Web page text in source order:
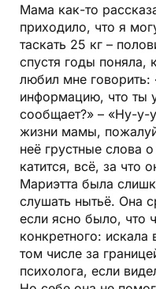
Мама как-то
приходило, что я
таскать 25 кг –
спустя годы поняла,
любил мне
информацию, что ты
сообщает?» – «Ну-у-
жизни мамы,
неё грустные слова
катится, всё, за что
Мариэтта была
слушать нытьё. Она
если ясно было, что
конкретного:
том числе за
психолога, если